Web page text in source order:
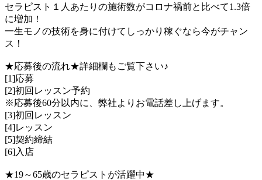
セラピスト１人あたりの施術数がコロナ禍前と比べて1.3倍
に増加！
一生モノの技術を身に付けてしっかり稼ぐなら今がチャン
ス！
★応募後の流れ★詳細欄もご覧下さい♪
[1]応募
[2]初回レッスン予約
※応募後60分以内に、弊社よりお電話差し上げます。
[3]初回レッスン
[4]レッスン
[5]契約締結
[6]入店
★19～65歳のセラピストが活躍中★